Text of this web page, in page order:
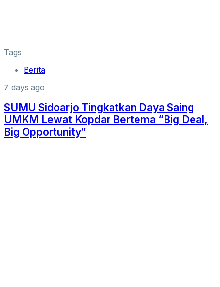
Tags
Berita
7 days ago
SUMU Sidoarjo Tingkatkan Daya Saing
UMKM Lewat Kopdar Bertema “Big Deal,
Big Opportunity”